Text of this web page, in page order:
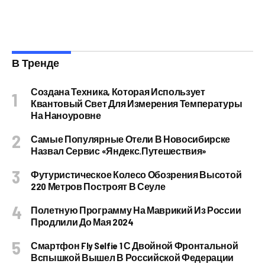
В Тренде
Создана Техника, Которая Использует
Квантовый Свет Для Измерения Температуры
На Наноуровне
Самые Популярные Отели В Новосибирске
Назвал Сервис «Яндекс.Путешествия»
Футуристическое Колесо Обозрения Высотой
220 Метров Построят В Сеуле
Полетную Программу На Маврикий Из России
Продлили До Мая 2024
Смартфон Fly Selfie 1 С Двойной Фронтальной
Вспышкой Вышел В Российской Федерации